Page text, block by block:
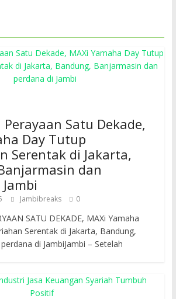
Satu Dekade,
Day Tutup
Serentak di Jakarta,
dan
Jambibreaks 0
SATU DEKADE, MAXi Yamaha
Serentak di Jakarta, Bandung,
di JambiJambi – Setelah